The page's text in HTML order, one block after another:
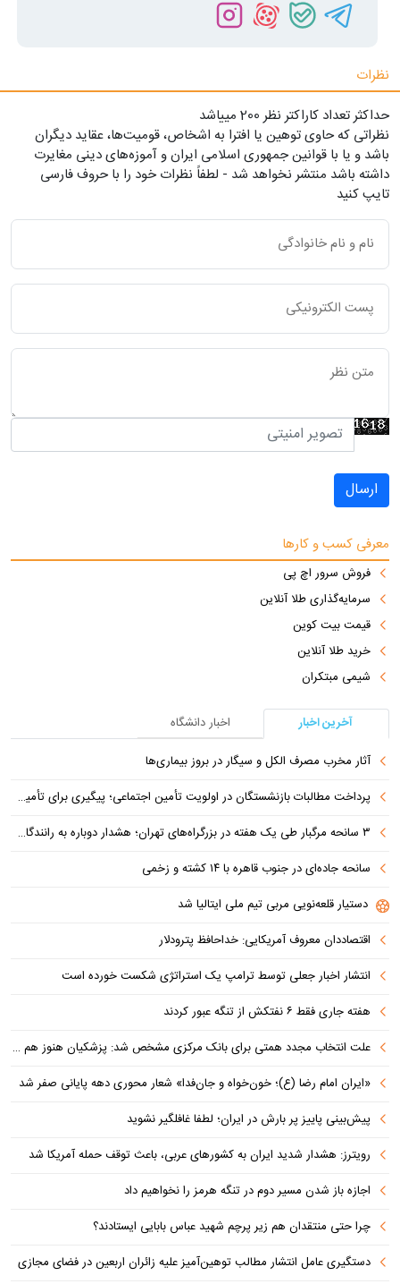
نظرات
حداکثر تعداد کاراکتر نظر 200 ميياشد
نظراتی که حاوی توهین یا افترا به اشخاص، قومیت‌ها، عقاید دیگران
باشد و یا با قوانین جمهوری اسلامی ایران و آموزه‌های دینی مغایرت
داشته باشد منتشر نخواهد شد - لطفاً نظرات خود را با حروف فارسی
تایپ کنید
ارسال
معرفی کسب و کارها
فروش سرور اچ پی
سرمایه‌گذاری طلا آنلاین
قیمت بیت کوین
خرید طلا آنلاین
شیمی مبتکران
آخرین اخبار
اخبار دانشگاه
آثار مخرب مصرف الکل و سیگار در بروز بیماری‌ها
پرداخت مطالبات بازنشستگان در اولویت تأمین اجتماعی؛ پیگیری برای تأمین منابع ادامه دارد
۳ سانحه مرگبار طی یک هفته در بزرگراه‌های تهران؛ هشدار دوباره به رانندگان و عابران
سانحه جاده‌ای در جنوب قاهره با ۱۴ کشته و زخمی
دستیار قلعه‌نویی مربی تیم ملی ایتالیا شد
اقتصاددان معروف آمریکایی: خداحافظ پترودلار
انتشار اخبار جعلی توسط ترامپ یک استراتژی شکست خورده است
هفته جاری فقط ۶ نفتکش از تنگه عبور کردند
علت انتخاب مجدد همتی برای بانک مرکزی مشخص شد: پزشکیان هنوز هم متوجه نشده است چرا همتی استیضاح شد!
«ایران امام رضا (ع)؛ خون‌خواه و جان‌فدا» شعار محوری دهه پایانی صفر شد
پیش‌بینی پاییز پر بارش در ایران؛ لطفا غافلگیر نشوید
رویترز: هشدار شدید ایران به کشورهای عربی، باعث توقف حمله آمریکا شد
اجازه باز شدن مسیر دوم در تنگه هرمز را نخواهیم داد
چرا حتی منتقدان هم زیر پرچم شهید عباس بابایی ایستادند؟
دستگیری عامل انتشار مطالب توهین‌آمیز علیه زائران اربعین در فضای مجازی